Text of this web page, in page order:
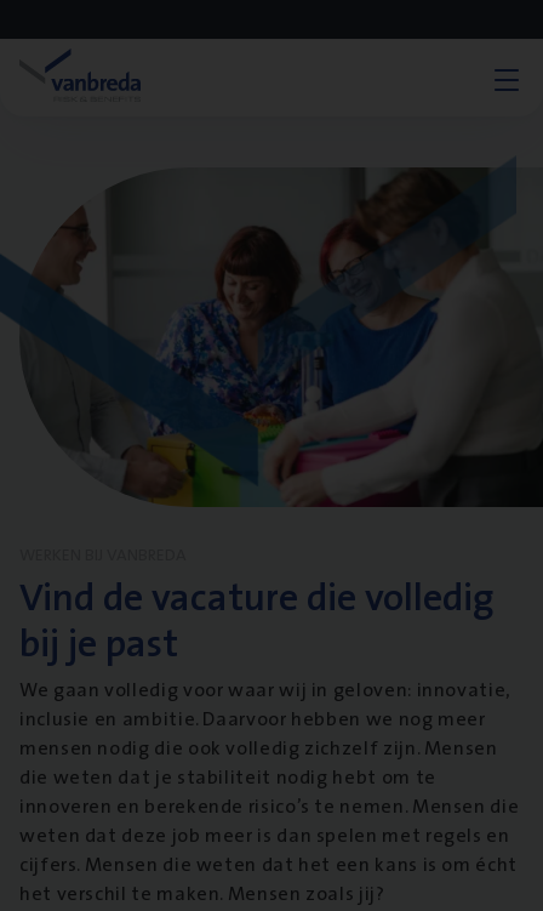
Vind de vacature die volledig
bij je past
We gaan volledig voor waar wij in geloven: innovatie,
inclusie en ambitie. Daarvoor hebben we nog meer
mensen nodig die ook volledig zichzelf zijn. Mensen
die weten dat je stabiliteit nodig hebt om te
innoveren en berekende risico’s te nemen. Mensen die
weten dat deze job meer is dan spelen met regels en
cijfers. Mensen die weten dat het een kans is om écht
het verschil te maken. Mensen zoals jij?